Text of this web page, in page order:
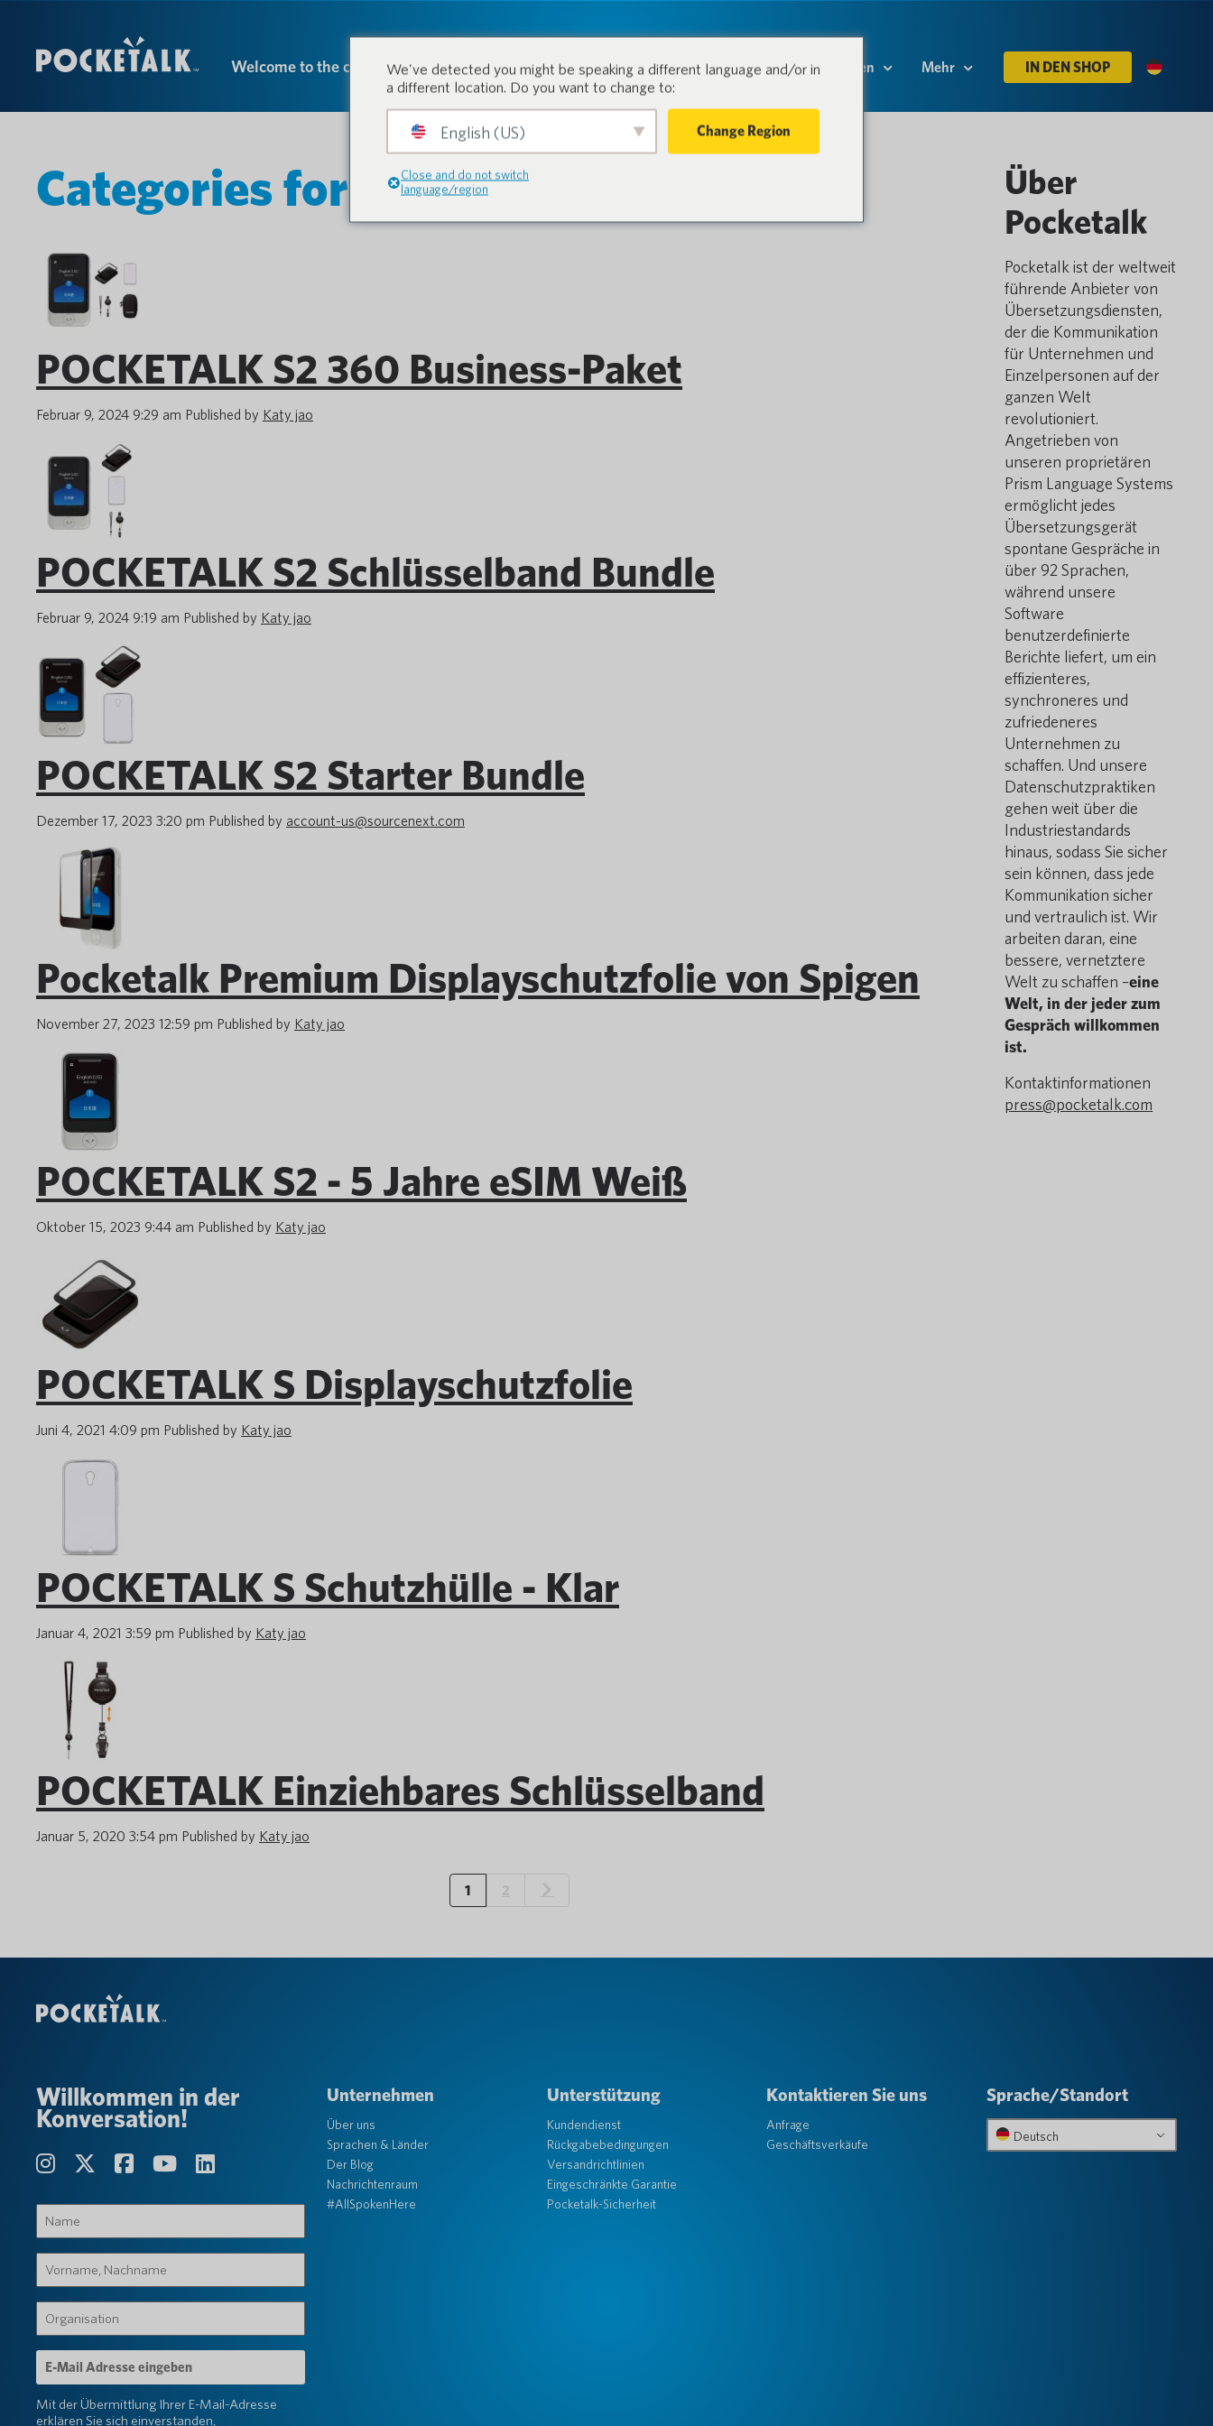
Welcome to the conversation. Produkte Branchen Ressourcen Mehr IN DEN SHOP
Categories for Pocketalk S-Serie
POCKETALK S2 360 Business-Paket
Februar 9, 2024 9:29 am Published by Katy jao
POCKETALK S2 Schlüsselband Bundle
Februar 9, 2024 9:19 am Published by Katy jao
POCKETALK S2 Starter Bundle
Dezember 17, 2023 3:20 pm Published by account-us@sourcenext.com
Pocketalk Premium Displayschutzfolie von Spigen
November 27, 2023 12:59 pm Published by Katy jao
POCKETALK S2 - 5 Jahre eSIM Weiß
Oktober 15, 2023 9:44 am Published by Katy jao
POCKETALK S Displayschutzfolie
Juni 4, 2021 4:09 pm Published by Katy jao
POCKETALK S Schutzhülle - Klar
Januar 4, 2021 3:59 pm Published by Katy jao
POCKETALK Einziehbares Schlüsselband
Januar 5, 2020 3:54 pm Published by Katy jao
1 2
Über
Pocketalk
Pocketalk ist der weltweit
führende Anbieter von
Übersetzungsdiensten,
der die Kommunikation
für Unternehmen und
Einzelpersonen auf der
ganzen Welt
revolutioniert.
Angetrieben von
unseren proprietären
Prism Language Systems
ermöglicht jedes
Übersetzungsgerät
spontane Gespräche in
über 92 Sprachen,
während unsere
Software
benutzerdefinierte
Berichte liefert, um ein
effizienteres,
synchroneres und
zufriedeneres
Unternehmen zu
schaffen. Und unsere
Datenschutzpraktiken
gehen weit über die
Industriestandards
hinaus, sodass Sie sicher
sein können, dass jede
Kommunikation sicher
und vertraulich ist. Wir
arbeiten daran, eine
bessere, vernetztere
Welt zu schaffen –eine
Welt, in der jeder zum
Gespräch willkommen
ist.
Kontaktinformationen
press@pocketalk.com
Willkommen in der
Konversation!
(erforderlich)
Nachname
(erforderlich)
E-
Mail-
(erforderlich)
Mit der Übermittlung Ihrer E-Mail-Adresse
erklären Sie sich einverstanden,
Unternehmen
Über uns
Sprachen & Länder
Der Blog
Nachrichtenraum
#AllSpokenHere
Unterstützung
Kundendienst
Rückgabebedingungen
Versandrichtlinien
Eingeschränkte Garantie
Pocketalk-Sicherheit
Kontaktieren Sie uns
Anfrage
Geschäftsverkäufe
Sprache/Standort
Deutsch
We've detected you might be speaking a different language and/or in
a different location. Do you want to change to:
English (US) Change Region
Close and do not switch
language/region